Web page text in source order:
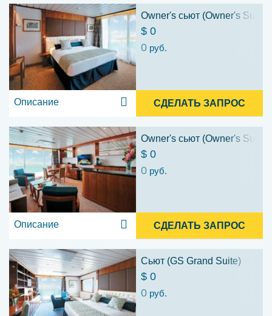
Owner's сьют (Owner's Suite
$ 0
0 руб.
Описание СДЕЛАТЬ ЗАПРОС
Owner's сьют (Owner's Suite
$ 0
0 руб.
Описание СДЕЛАТЬ ЗАПРОС
Сьют (GS Grand Suite)
$ 0
0 руб.